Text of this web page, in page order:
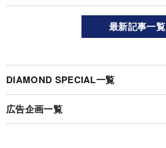
最新記事一覧
DIAMOND SPECIAL一覧
広告企画一覧